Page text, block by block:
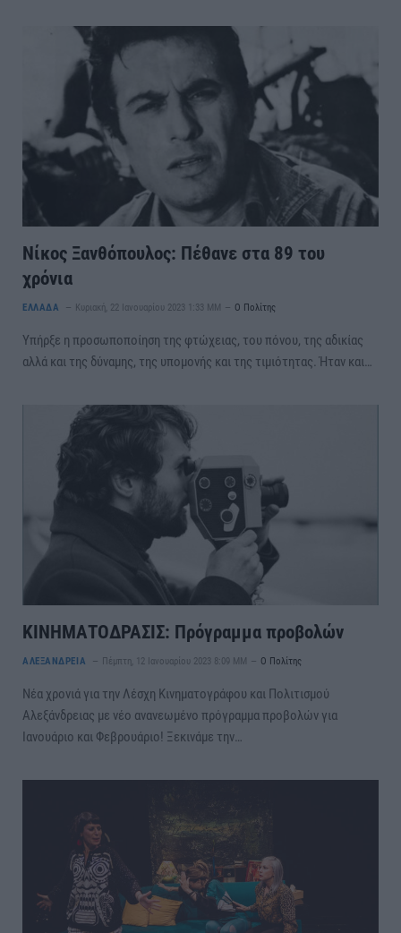
Νίκος Ξανθόπουλος: Πέθανε στα 89 του
χρόνια
ΕΛΛΑΔΑ Κυριακή, 22 Ιανουαρίου 2023 1:33 ΜΜ Ο Πολίτης
Υπήρξε η προσωποποίηση της φτώχειας, του πόνου, της αδικίας
αλλά και της δύναμης, της υπομονής και της τιμιότητας. Ήταν και…
ΚΙΝΗΜΑΤΟΔΡΑΣΙΣ: Πρόγραμμα προβολών
ΑΛΕΞΑΝΔΡΕΙΑ Πέμπτη, 12 Ιανουαρίου 2023 8:09 ΜΜ Ο Πολίτης
Νέα χρονιά για την Λέσχη Κινηματογράφου και Πολιτισμού
Αλεξάνδρειας με νέο ανανεωμένο πρόγραμμα προβολών για
Ιανουάριο και Φεβρουάριο! Ξεκινάμε την…